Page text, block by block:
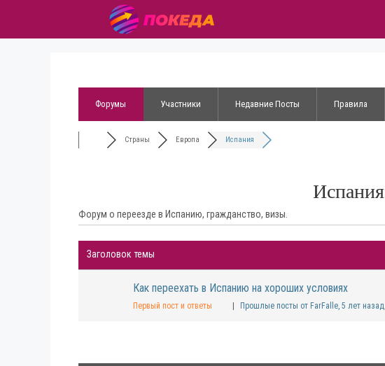
Форумы Участники Недавние Посты Правила
Страны Европа Испания
Испания
Форум о переезде в Испанию, гражданство, визы.
Заголовок темы
Как переехать в Испанию на хороших условиях
Первый пост и ответы Прошлые посты от FarFalle, 5 лет назад